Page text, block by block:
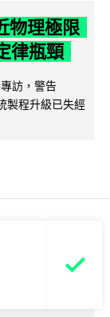
物理極限
律瓶頸
訪，警告
製程升級已失經